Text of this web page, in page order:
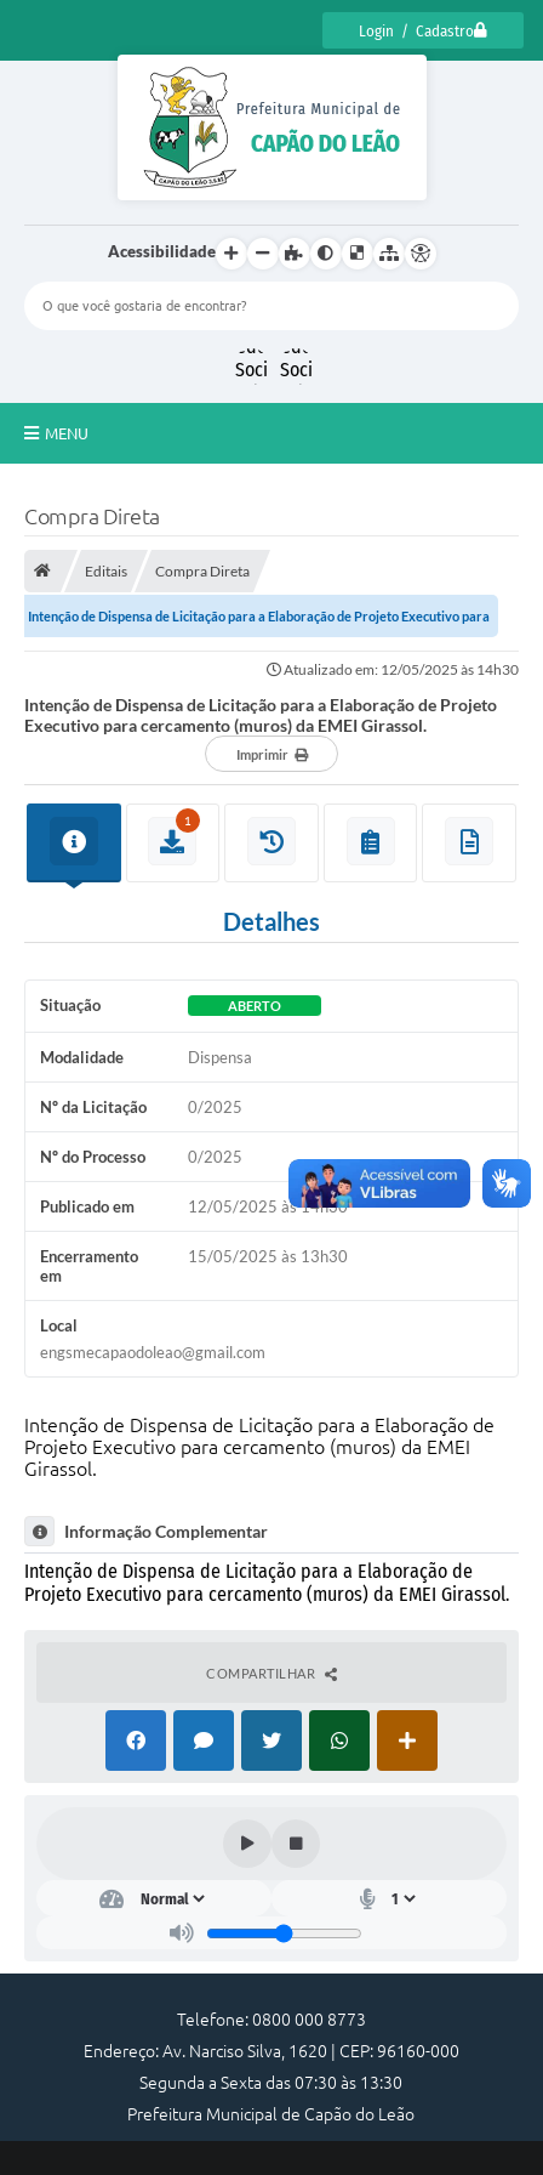
Login / Cadastro
Acessibilidade
MENU
Transparência
Secretarias
Secretaria Municipal de Cultura, Desporto e
Consulta de pedido pelo Fly transparência – Betha
Licenciamento Ambiental
Contratos/Atas de Registro de Preços
Ouvidoria
Telefones Úteis
Agenda
Diário Oficial
Compra Direta
Editais Compra Direta
Intenção de Dispensa de Licitação para a Elaboração de Projeto Executivo para
Atualizado em: 12/05/2025 às 14h30
Intenção de Dispensa de Licitação para a Elaboração de Projeto
Executivo para cercamento (muros) da EMEI Girassol.
Imprimir
1
Detalhes
Situação ABERTO
Modalidade Dispensa
Nº da Licitação 0/2025
Nº do Processo 0/2025
Publicado em 12/05/2025 às 14h30
Encerramento
em
15/05/2025 às 13h30
Local
engsmecapaodoleao@gmail.com
Intenção de Dispensa de Licitação para a Elaboração de
Projeto Executivo para cercamento (muros) da EMEI
Girassol.
Informação Complementar
Intenção de Dispensa de Licitação para a Elaboração de
Projeto Executivo para cercamento (muros) da EMEI Girassol.
COMPARTILHAR
Telefone: 0800 000 8773
Endereço: Av. Narciso Silva, 1620 | CEP: 96160-000
Segunda a Sexta das 07:30 às 13:30
Prefeitura Municipal de Capão do Leão